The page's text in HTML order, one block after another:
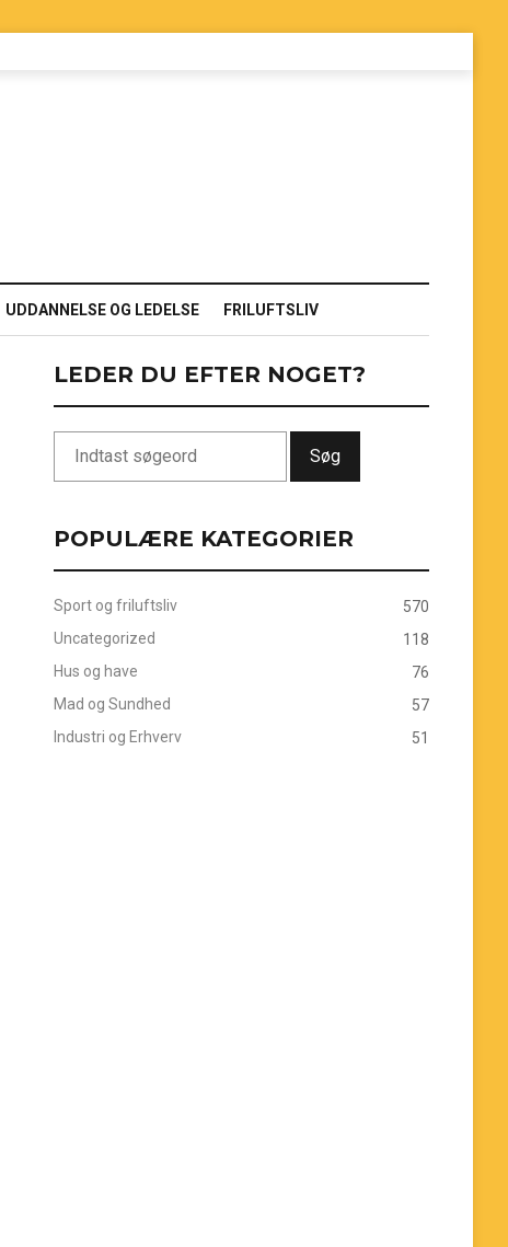
UDDANNELSE OG LEDELSE FRILUFTSLIV
LEDER DU EFTER NOGET?
Søg
POPULÆRE KATEGORIER
Sport og friluftsliv
570
Uncategorized
118
Hus og have
76
Mad og Sundhed
57
Industri og Erhverv
51